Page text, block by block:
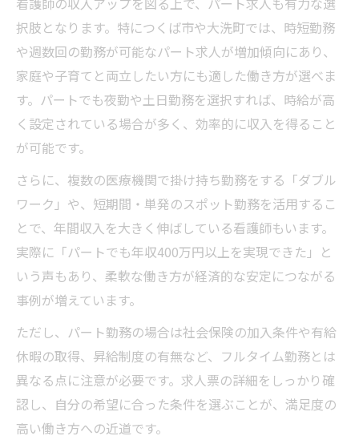
択肢となります。特につくば市や大洗町では、時短勤務
や週数回の勤務が可能なパート求人が増加傾向にあり、
家庭や子育てと両立したい方にも適した働き方が選べま
す。パートでも夜勤や土日勤務を選択すれば、時給が高
く設定されている場合が多く、効率的に収入を得ること
が可能です。
さらに、複数の医療機関で掛け持ち勤務をする「ダブル
ワーク」や、短期間・単発のスポット勤務を活用するこ
とで、年間収入を大きく伸ばしている看護師もいます。
実際に「パートでも年収400万円以上を実現できた」と
いう声もあり、柔軟な働き方が経済的な安定につながる
事例が増えています。
ただし、パート勤務の場合は社会保険の加入条件や有給
休暇の取得、昇給制度の有無など、フルタイム勤務とは
異なる点に注意が必要です。求人票の詳細をしっかり確
認し、自分の希望に合った条件を選ぶことが、満足度の
高い働き方への近道です。